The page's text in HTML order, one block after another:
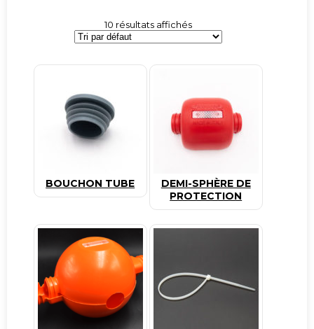
10 résultats affichés
BOUCHON TUBE
DEMI-SPHÈRE DE
PROTECTION